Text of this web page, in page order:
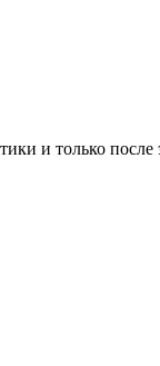
и только после